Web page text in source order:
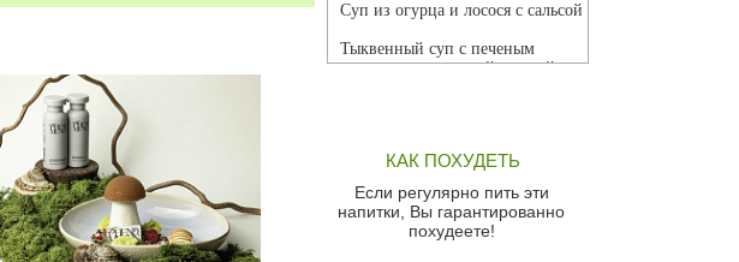
Суп из огурца и лосося с сальсой
Тыквенный суп с печеным
чесноком и томатной сальсой
красного перца
Парижский луковый суп
Суп из спаржи и горошка с
КАК ПОХУДЕТЬ
Если регулярно пить эти
напитки, Вы гарантированно
похудеете!